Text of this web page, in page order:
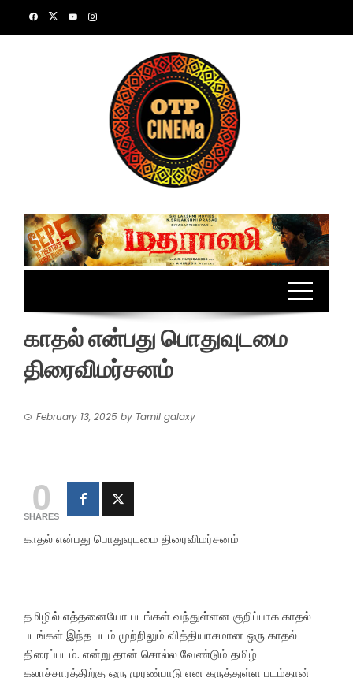
காதல் என்பது பொதுவுடமை
திரைவிமர்சனம்
February 13, 2025 by Tamil galaxy
0
SHARES
காதல் என்பது பொதுவுடமை திரைவிமர்சனம்
தமிழில் எத்தனையோ படங்கள் வந்துள்ளன குறிப்பாக காதல்
படங்கள் இந்த படம் முற்றிலும் வித்தியாசமான ஒரு காதல்
திரைப்படம். என்று தான் சொல்ல வேண்டும் தமிழ்
கலாச்சாரத்திற்கு ஒரு முரண்பாடு என கருத்துள்ள படம்தான்